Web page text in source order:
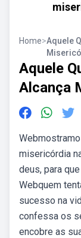
Home>Aquele
Aquele
Alcança
misericórdia
deus, para
Webquem
sucesso na
confessa os
encobre as